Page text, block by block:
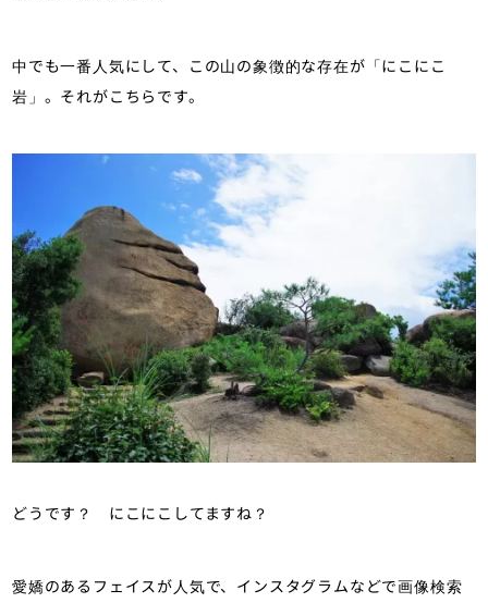
中でも一番人気にして、この山の象徴的な存在が「にこにこ
岩」。それがこちらです。
どうです？ にこにこしてますね？
愛嬌のあるフェイスが人気で、インスタグラムなどで画像検索